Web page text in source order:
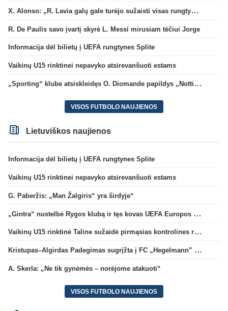
X. Alonso: „R. Lavia galų gale turėjo sužaisti visas rungtynes“
R. De Paulis savo įvartį skyrė L. Messi mirusiam tėčiui Jorge
Informacija dėl bilietų į UEFA rungtynes Splite
Vaikinų U15 rinktinei nepavyko atsirevanšuoti estams
„Sporting“ klube atsiskleidęs O. Diomande papildys „Nottingham“ gretas
VISOS FUTBOLO NAUJIENOS
Lietuviškos naujienos
Informacija dėl bilietų į UEFA rungtynes Splite
Vaikinų U15 rinktinei nepavyko atsirevanšuoti estams
G. Paberžis: „Man Žalgiris“ yra širdyje“
„Gintra“ nustelbė Rygos klubą ir tęs kovas UEFA Europos taurės atrankoje
Vaikinų U15 rinktinė Taline sužaidė pirmąsias kontrolines rungtynes
Kristupas–Algirdas Padegimas sugrįžta į FC „Hegelmann” B sudėtį
A. Skerla: „Ne tik gynėmės – norėjome atakuoti“
VISOS FUTBOLO NAUJIENOS